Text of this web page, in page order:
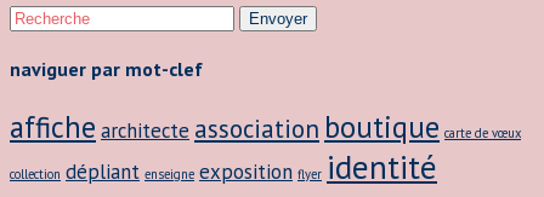
Envoyer
naviguer par mot-clef
affiche architecte association boutique carte de vœux
collection dépliant enseigne exposition flyer identité